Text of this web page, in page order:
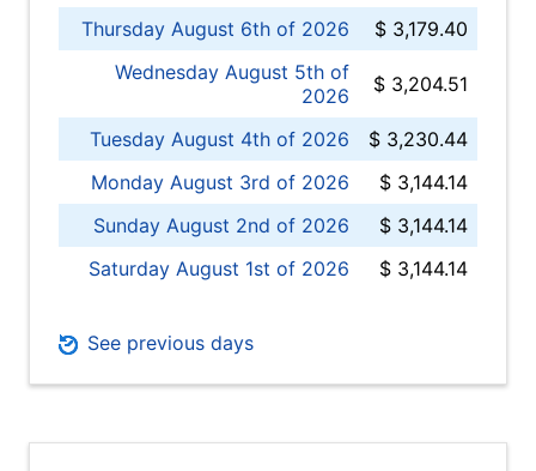
Thursday August 6th of 2026
$ 3,179.40
Wednesday August 5th of
2026
$ 3,204.51
Tuesday August 4th of 2026
$ 3,230.44
Monday August 3rd of 2026
$ 3,144.14
Sunday August 2nd of 2026
$ 3,144.14
Saturday August 1st of 2026
$ 3,144.14
See previous days